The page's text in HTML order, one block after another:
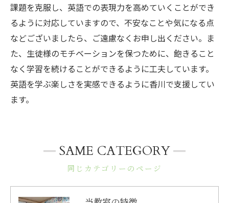
課題を克服し、英語での表現力を高めていくことができ
るように対応していますので、不安なことや気になる点
などございましたら、ご遠慮なくお申し出ください。ま
た、生徒様のモチベーションを保つために、飽きること
なく学習を続けることができるように工夫しています。
英語を学ぶ楽しさを実感できるように香川で支援してい
ます。
同じカテゴリーのページ
SAME CATEGORY